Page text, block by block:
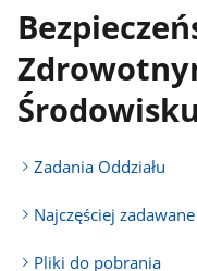
Środowisku
Zadania Oddziału
Najczęściej
Pliki do pobrania